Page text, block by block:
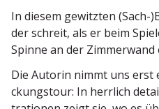
In diesem gewitzten (Sach-
der schreit, als er beim
Spinne an der Zimmerwand
Die Autorin nimmt uns
ckungstour: In herrlich